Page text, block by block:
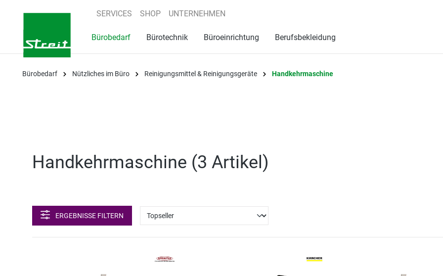
Zur Hauptnavigation springen
SERVICES SHOP UNTERNEHMEN
Bürobedarf Bürotechnik Büroeinrichtung Berufsbekleidung
Bürobedarf Nützliches im Büro Reinigungsmittel & Reinigungsgeräte Handkehrmaschine
Handkehrmaschine (3 Artikel )
ERGEBNISSE FILTERN